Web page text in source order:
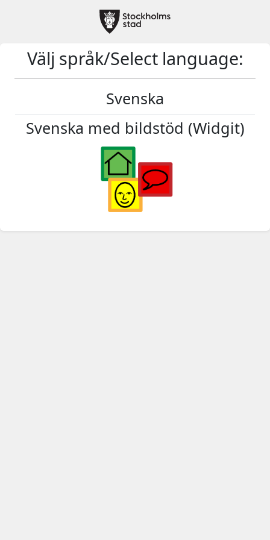
Välj språk/Select language:
Svenska
Svenska med bildstöd (Widgit)